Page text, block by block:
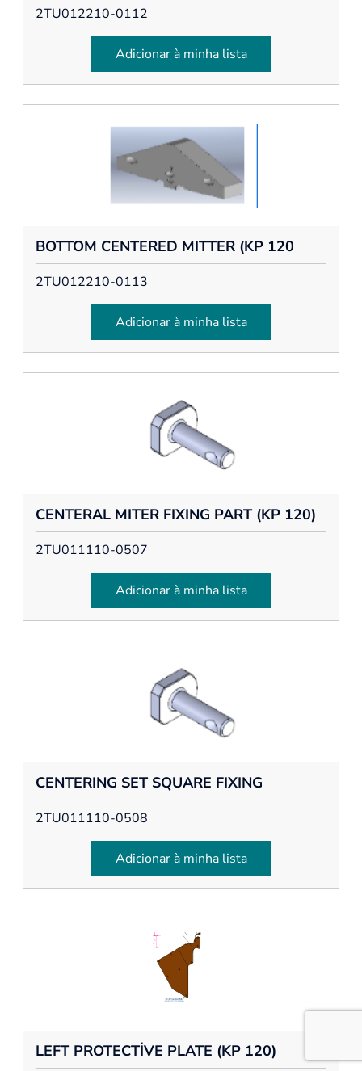
2TU012210-0112
Adicionar à minha lista
BOTTOM CENTERED MITTER (KP 120
2TU012210-0113
Adicionar à minha lista
CENTERAL MITER FIXING PART (KP 120)
2TU011110-0507
Adicionar à minha lista
CENTERING SET SQUARE FIXING
2TU011110-0508
Adicionar à minha lista
LEFT PROTECTİVE PLATE (KP 120)